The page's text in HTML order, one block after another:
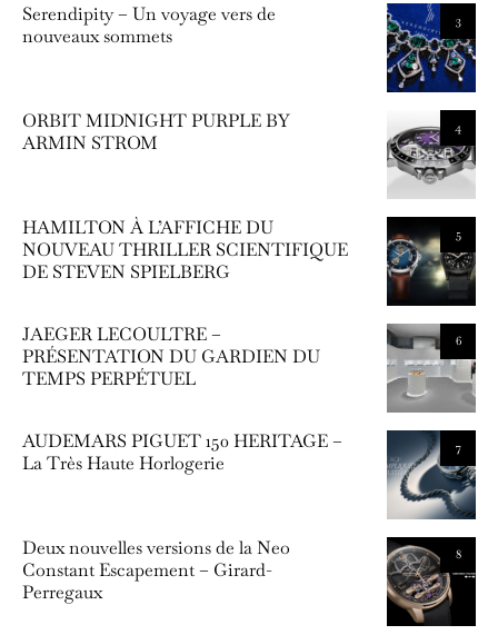
3
Serendipity – Un voyage vers de
nouveaux sommets
4
ORBIT MIDNIGHT PURPLE BY
ARMIN STROM
5
HAMILTON À L’AFFICHE DU
NOUVEAU THRILLER SCIENTIFIQUE
DE STEVEN SPIELBERG
6
JAEGER LECOULTRE –
PRÉSENTATION DU GARDIEN DU
TEMPS PERPÉTUEL
7
AUDEMARS PIGUET 150 HERITAGE –
La Très Haute Horlogerie
8
Deux nouvelles versions de la Neo
Constant Escapement – Girard-
Perregaux